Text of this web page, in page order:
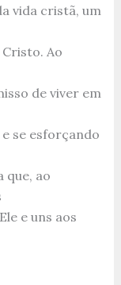
vida cristã, um
Ao
de viver em
se esforçando
que, ao
e uns aos